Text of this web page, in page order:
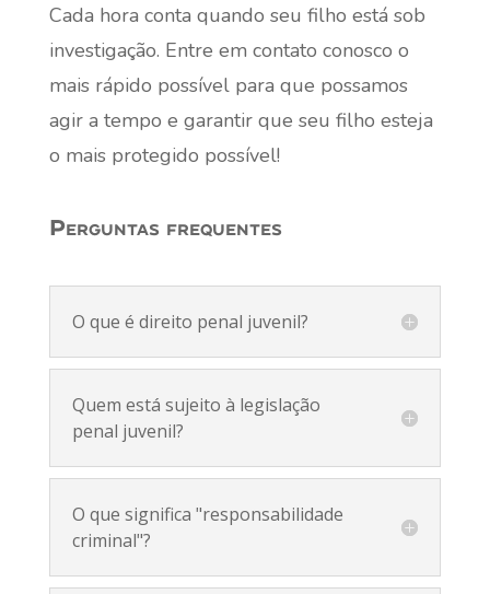
Cada hora conta quando seu filho está sob
investigação. Entre em contato conosco o
mais rápido possível para que possamos
agir a tempo e garantir que seu filho esteja
o mais protegido possível!
Perguntas frequentes
O que é direito penal juvenil?
Quem está sujeito à legislação
penal juvenil?
O que significa "responsabilidade
criminal"?